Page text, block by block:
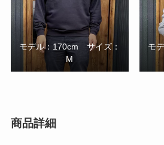
モデル：170cm サイズ：
M
モ
商品詳細